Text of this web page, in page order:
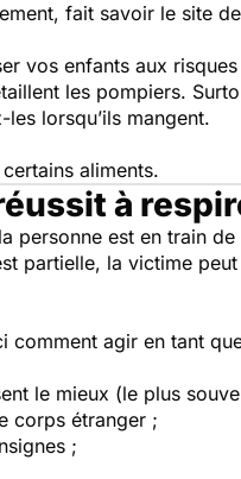
fait savoir le site
vos enfants aux
les pompiers.
lorsqu’ils mangent.
aliments.
à
est en train
partielle, la victime
comment agir en tant
le mieux (le plus
corps étranger ;
;